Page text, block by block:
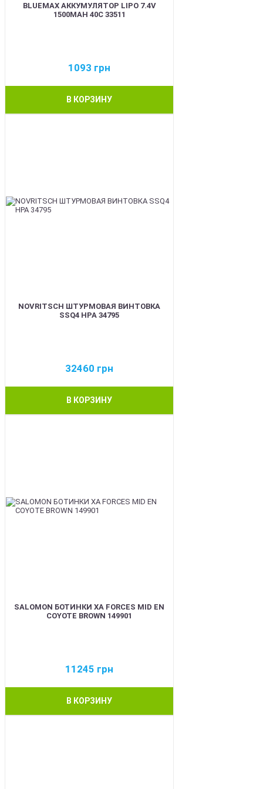
BLUEMAX АККУМУЛЯТОР LIPO 7.4V
1500MAH 40C 33511
1093 грн
В КОРЗИНУ
NOVRITSCH ШТУРМОВАЯ ВИНТОВКА
SSQ4 HPA 34795
32460 грн
В КОРЗИНУ
SALOMON БОТИНКИ XA FORCES MID EN
COYOTE BROWN 149901
11245 грн
В КОРЗИНУ